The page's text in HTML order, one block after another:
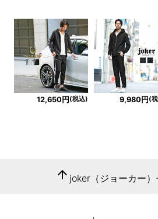
12,650円(税込) 9,980円(
arrow_upward joker（ジョーカー